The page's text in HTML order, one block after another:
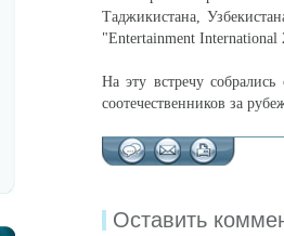
Таджикистана,
"Entertainment
На эту встречу
соотечественников за
Оставить